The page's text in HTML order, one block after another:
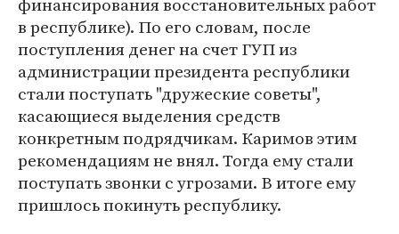
в республике). По его словам, после
поступления денег на счет ГУП из
администрации президента республики
стали поступать "дружеские советы",
касающиеся выделения средств
конкретным подрядчикам. Каримов этим
рекомендациям не внял. Тогда ему стали
поступать звонки с угрозами. В итоге ему
пришлось покинуть республику.